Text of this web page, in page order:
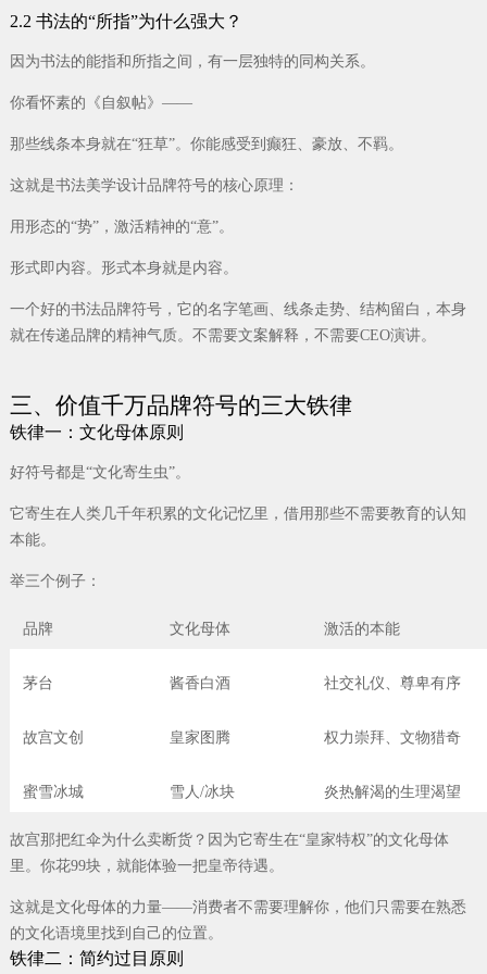
2.2 书法的“所指”为什么强大？
因为书法的能指和所指之间，有一层独特的同构关系。
你看怀素的《自叙帖》——
那些线条本身就在“狂草”。你能感受到癫狂、豪放、不羁。
这就是书法美学设计品牌符号的核心原理：
用形态的“势”，激活精神的“意”。
形式即内容。形式本身就是内容。
一个好的书法品牌符号，它的名字笔画、线条走势、结构留白，本身
就在传递品牌的精神气质。不需要文案解释，不需要CEO演讲。
三、价值千万品牌符号的三大铁律
铁律一：文化母体原则
好符号都是“文化寄生虫”。
它寄生在人类几千年积累的文化记忆里，借用那些不需要教育的认知
本能。
举三个例子：
品牌 文化母体 激活的本能
茅台 酱香白酒 社交礼仪、尊卑有序
故宫文创 皇家图腾 权力崇拜、文物猎奇
蜜雪冰城 雪人/冰块 炎热解渴的生理渴望
故宫那把红伞为什么卖断货？因为它寄生在“皇家特权”的文化母体
里。你花99块，就能体验一把皇帝待遇。
这就是文化母体的力量——消费者不需要理解你，他们只需要在熟悉
的文化语境里找到自己的位置。
铁律二：简约过目原则